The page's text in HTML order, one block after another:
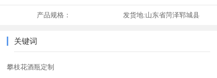
产品规格： 发货地:山东省菏泽郓城县
关键词
攀枝花酒瓶定制